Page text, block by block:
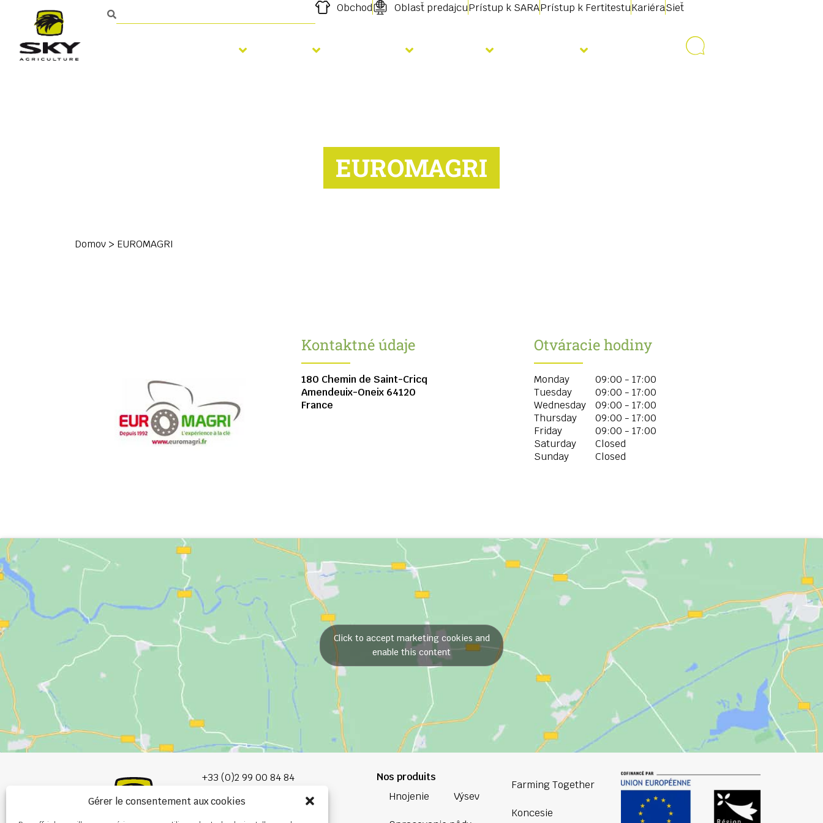
Gérer le consentement aux cookies
Obchod Oblasť predajcuPrístup k SARAPrístup k FertitestuKariéraSieť
EUROMAGRI
Domov > EUROMAGRI
Kontaktné údaje
180 Chemin de Saint-Cricq
Amendeuix-Oneix 64120
France
Otváracie hodiny
Monday
09:00 - 17:00
Tuesday
09:00 - 17:00
Wednesday
09:00 - 17:00
Thursday
09:00 - 17:00
Friday
09:00 - 17:00
Saturday
Closed
Sunday
Closed
Click to accept marketing cookies and
enable this content
+33 (0)2 99 00 84 84
info@burel-group.com
Nos produits
Hnojenie
Výsev
Farming Together
Koncesie